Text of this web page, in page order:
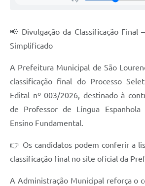
📢 Divulgação da Classificação Final
Simplificado
A Prefeitura Municipal de São
classificação final do Processo
Edital nº 003/2026, destinado à
de Professor de Língua
Ensino Fundamental.
👉 Os candidatos podem conferir a
classificação final no site oficial da
A Administração Municipal reforça o